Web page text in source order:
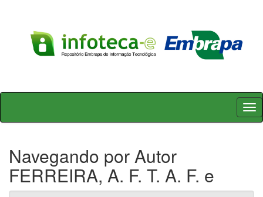
Skip
Navegando por Autor
FERREIRA, A. F. T. A. F. e